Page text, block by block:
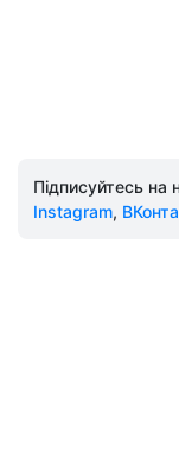
Підписуйтесь на
Instagram,